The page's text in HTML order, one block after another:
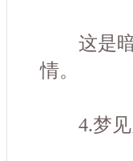
这是暗
情。
4.梦见